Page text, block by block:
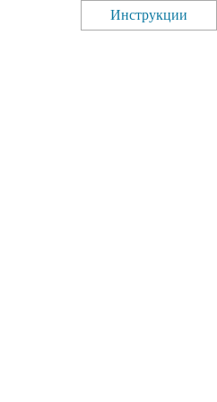
Инструкции